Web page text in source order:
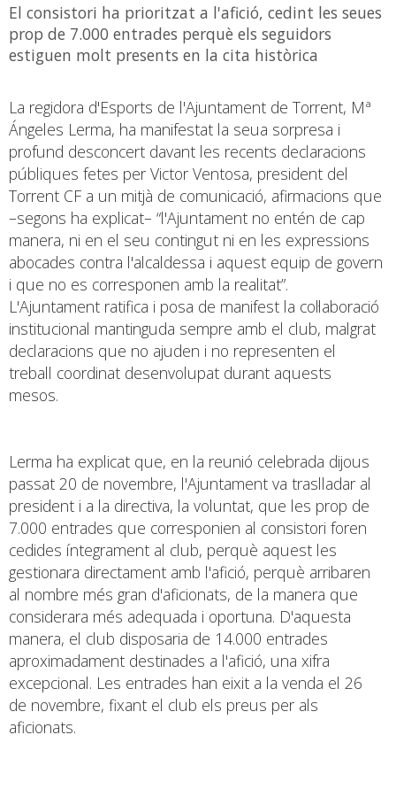
El consistori ha prioritzat a l'afició, cedint les seues
prop de 7.000 entrades perquè els seguidors
estiguen molt presents en la cita històrica
La regidora d'Esports de l'Ajuntament de Torrent, Mª
Ángeles Lerma, ha manifestat la seua sorpresa i
profund desconcert davant les recents declaracions
públiques fetes per Victor Ventosa, president del
Torrent CF a un mitjà de comunicació, afirmacions que
–segons ha explicat– “l'Ajuntament no entén de cap
manera, ni en el seu contingut ni en les expressions
abocades contra l'alcaldessa i aquest equip de govern
i que no es corresponen amb la realitat”.
L'Ajuntament ratifica i posa de manifest la col·laboració
institucional mantinguda sempre amb el club, malgrat
declaracions que no ajuden i no representen el
treball coordinat desenvolupat durant aquests
mesos.
Lerma ha explicat que, en la reunió celebrada dijous
passat 20 de novembre, l'Ajuntament va traslladar al
president i a la directiva, la voluntat, que les prop de
7.000 entrades que corresponien al consistori foren
cedides íntegrament al club, perquè aquest les
gestionara directament amb l'afició, perquè arribaren
al nombre més gran d'aficionats, de la manera que
considerara més adequada i oportuna. D'aquesta
manera, el club disposaria de 14.000 entrades
aproximadament destinades a l'afició, una xifra
excepcional. Les entrades han eixit a la venda el 26
de novembre, fixant el club els preus per als
aficionats.